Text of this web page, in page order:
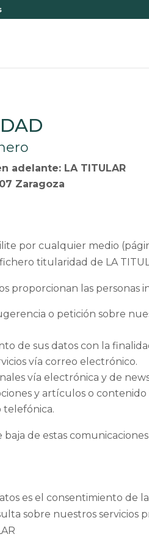
adelante: LA TITULAR
Zaragoza
por cualquier medio
titularidad de LA
proporcionan las personas
o petición sobre
de sus datos con la
vía correo electrónico.
vía electrónica y de
y artículos o
telefónica.
baja de estas
es el consentimiento de
sobre nuestros servicios